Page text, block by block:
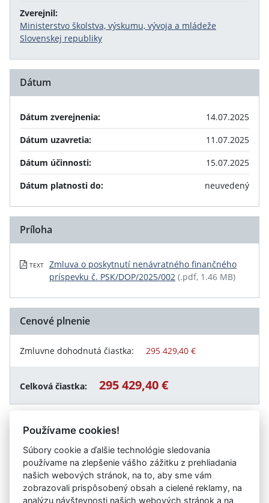
Zverejnil:
Ministerstvo školstva, výskumu, vývoja a mládeže
Slovenskej republiky
Dátum
Dátum zverejnenia:
14.07.2025
Dátum uzavretia:
11.07.2025
Dátum účinnosti:
15.07.2025
Dátum platnosti do:
neuvedený
Príloha
TEXT
Zmluva o poskytnutí nenávratného finančného
príspevku č. PSK/DOP/2025/002 (.pdf, 1.46 MB)
Cenové plnenie
Zmluvne dohodnutá čiastka: 295 429,40 €
Celková čiastka: 295 429,40 €
Vystavil: Ministerstvo školstva, výskumu, vývoja a
Používame cookies!
Súbory cookie a ďalšie technológie sledovania
používame na zlepšenie vášho zážitku z prehliadania
našich webových stránok, na to, aby sme vám
zobrazovali prispôsobený obsah a cielené reklamy, na
analýzu návštevnosti našich webových stránok a na